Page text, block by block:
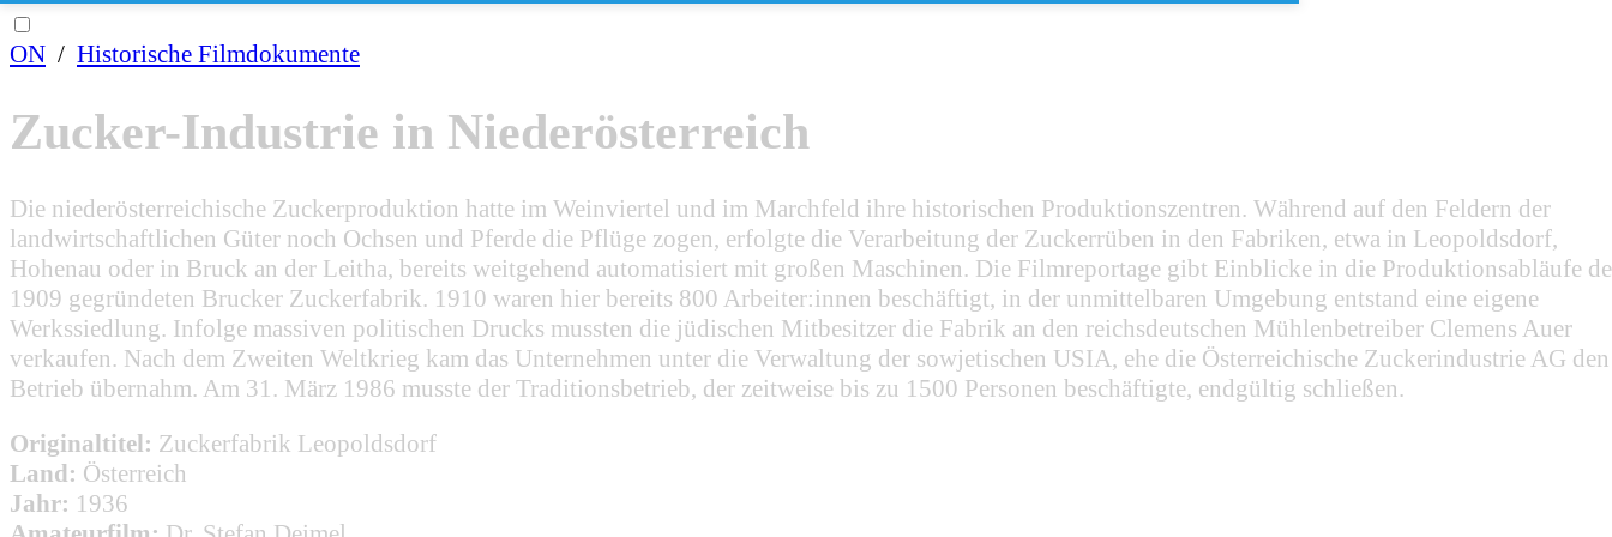
ON / Historische Filmdokumente
Zucker-Industrie in Niederösterreich
Die niederösterreichische Zuckerproduktion hatte im Weinviertel und im Marchfeld ihre historischen Produktionszentren. Während auf den Feldern der
landwirtschaftlichen Güter noch Ochsen und Pferde die Pflüge zogen, erfolgte die Verarbeitung der Zuckerrüben in den Fabriken, etwa in Leopoldsdorf,
Hohenau oder in Bruck an der Leitha, bereits weitgehend automatisiert mit großen Maschinen. Die Filmreportage gibt Einblicke in die Produktionsabläufe
1909 gegründeten Brucker Zuckerfabrik. 1910 waren hier bereits 800 Arbeiter:innen beschäftigt, in der unmittelbaren Umgebung entstand eine eigene
Werkssiedlung. Infolge massiven politischen Drucks mussten die jüdischen Mitbesitzer die Fabrik an den reichsdeutschen Mühlenbetreiber Clemens Auer
verkaufen. Nach dem Zweiten Weltkrieg kam das Unternehmen unter die Verwaltung der sowjetischen USIA, ehe die Österreichische Zuckerindustrie AG den
Betrieb übernahm. Am 31. März 1986 musste der Traditionsbetrieb, der zeitweise bis zu 1500 Personen beschäftigte, endgültig schließen.
Originaltitel: Zuckerfabrik Leopoldsdorf
Land: Österreich
Jahr: 1936